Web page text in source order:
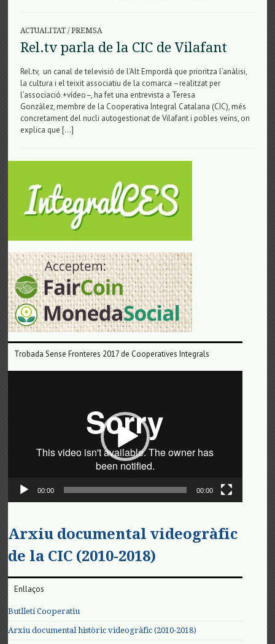
ACTUALITAT /PREMSA
Rel.tv parla de la CIC de Vilafant
Rel.tv, un canal de televisió de l’Alt Empordà que prioritza l’anàlisi,
la cultura i el teixit associatiu de la comarca –realitzat per
l’associació +vídeo–, ha fet una entrevista a Teresa
Gonzàlez, membre de la Cooperativa Integral Catalana (CIC), més
concretament del nucli autogestionat de Vilafant i pobles veïns, on
explica que […]
Trobada Sense Fronteres 2017 de Cooperatives Integrals
00:00 00:00
Arxiu documental videogràfic
de la CIC (2010-2018)
Enllaços
Butlletí Cooperatiu
Arxiu documental històric videogràfic (2010-2018)